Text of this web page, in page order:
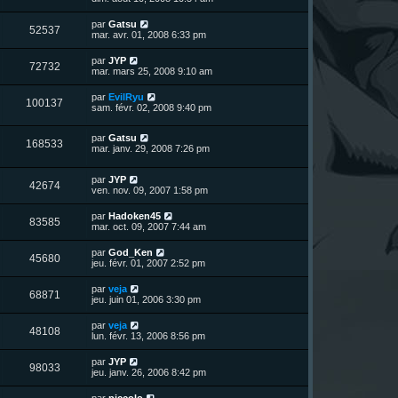
g
e
s
s
a
g
e
s
e
r
m
e
s
s
a
g
e
u
s
i
e
r
m
e
s
s
a
g
e
52537V
u
s
D
e
i
e
r
m
e
s
a
g
par Gatsu
mar. avr. 01, 2008 6:33 pm
72732V
u
D
e
i
e
r
m
e
s
s
a
g
par JYP
mar. mars 25, 2008 9:10 am
100137
u
s
D
e
n
i
e
m
e
s
s
a
g
par EvilRyu
sam. févr. 02, 2008 9:40 pm
168533
u
D
e
n
i
e
e
s
s
a
g
e
par Gatsu
mar. janv. 29, 2008 7:26 pm
42674V
u
s
D
e
i
e
r
m
e
s
s
a
g
e
par JYP
ven. nov. 09, 2007 1:58 pm
83585V
u
D
e
i
e
r
m
e
s
s
a
g
e
par Hadoken45
mar. oct. 09, 2007 7:44 am
45680V
u
s
D
e
i
e
r
m
e
s
s
a
g
e
par God_Ken
jeu. févr. 01, 2007 2:52 pm
68871
u
s
D
e
i
e
r
m
e
s
s
par veja
jeu. juin 01, 2006 3:30 pm
48108V
u
D
e
i
e
r
par veja
lun. févr. 13, 2006 8:56 pm
98033V
u
D
e
par JYP
jeu. janv. 26, 2006 8:42 pm